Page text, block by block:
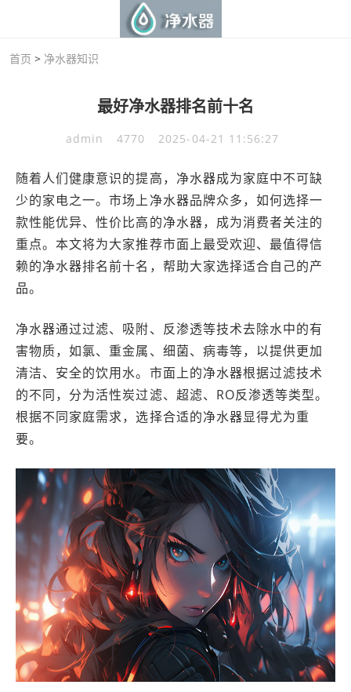
首页 > 净水器知识
最好净水器排名前十名
admin 4770 2025-04-21 11:56:27
随着人们健康意识的提高，净水器成为家庭中不可缺
少的家电之一。市场上净水器品牌众多，如何选择一
款性能优异、性价比高的净水器，成为消费者关注的
重点。本文将为大家推荐市面上最受欢迎、最值得信
赖的净水器排名前十名，帮助大家选择适合自己的产
品。
净水器通过过滤、吸附、反渗透等技术去除水中的有
害物质，如氯、重金属、细菌、病毒等，以提供更加
清洁、安全的饮用水。市面上的净水器根据过滤技术
的不同，分为活性炭过滤、超滤、RO反渗透等类型。
根据不同家庭需求，选择合适的净水器显得尤为重
要。